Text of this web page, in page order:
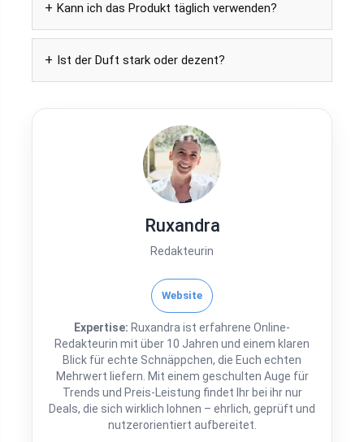
Kann ich das Produkt täglich verwenden?
Ist der Duft stark oder dezent?
Ruxandra
Redakteurin
Website
Expertise: Ruxandra ist erfahrene Online-
Redakteurin mit über 10 Jahren und einem klaren
Blick für echte Schnäppchen, die Euch echten
Mehrwert liefern. Mit einem geschulten Auge für
Trends und Preis-Leistung findet Ihr bei ihr nur
Deals, die sich wirklich lohnen – ehrlich, geprüft und
nutzerorientiert aufbereitet.